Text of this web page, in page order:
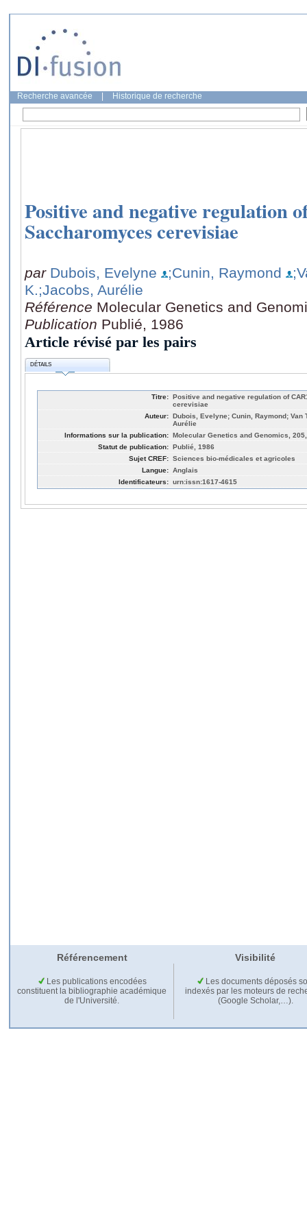
Recherche avancée Historique de recherche
Positive and negative regulation
Saccharomyces cerevisiae
par Dubois, Evelyne ;Cunin, Raymond
K.;Jacobs, Aurélie
Référence Molecular Genetics and
Publication Publié, 1986
Article révisé par les pairs
DÉTAILS
Titre: Positive and negative regulation of
cerevisiae
Auteur: Dubois, Evelyne; Cunin, Raymond; Van
Aurélie
Informations sur la publication: Molecular Genetics and Genomics,
Statut de publication: Publié, 1986
Sujet CREF: Sciences bio-médicales et agricoles
Langue: Anglais
Identificateurs: urn:issn:1617-4615
Référencement Visibilité
Les publications encodées
constituent la bibliographie académique
de l'Université.
Les documents déposés
indexés par les moteurs de
(Google Scholar,…).